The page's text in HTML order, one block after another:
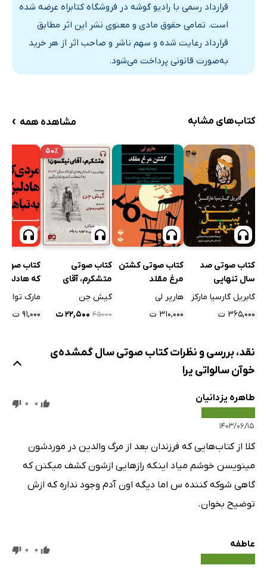
قرارداد رسمی با رادیو گوشه در فروشگاه کتابراه عرضه شده
است. تمامی حقوق مادی و معنوی نشر این اثر مطابق
قرارداد رعایت شده و سهم ناشر و صاحب اثر از هر خرید
به‌صورت قانونی پرداخت می‌شود.
کتاب‌های مشابه مشاهده همه ›
کتاب صوتی صد
سال تنهایی
گابریل گارسیا مارکز
۳۶۵,۰۰۰ ت
کتاب صوتی کشتن
مرغ مقلد
هارپر لی
۳۱۰,۰۰۰ ت
۵۰٪
کتاب صوتی
متشکرم، آقای
نیکسون!
گیش جن
۴۵۰۰۰ ۲۲,۵۰۰ ت
کتاب
که هادلبرگ
تباهی
مارک تواین
۹۱,۰۰۰ ت
نقد، بررسی و نظرات کتاب صوتی سال گمشده‌ی
خوآن سالواتی یرا
طاهره یزدانیان
۱۴۰۳/۰۶/۱۵
0
0
کلا از کتاب‌هایی که فرزندان بعد از مرگ والدین در موردشون
مینویسن خوشم میاد اینکه رازهایی ازشون کشف میکنن که
گاهی شوکه کننده س اما دیگه اون آدم وجود نداره که ازش
توضیح بخوان.
عاطفه 0
0